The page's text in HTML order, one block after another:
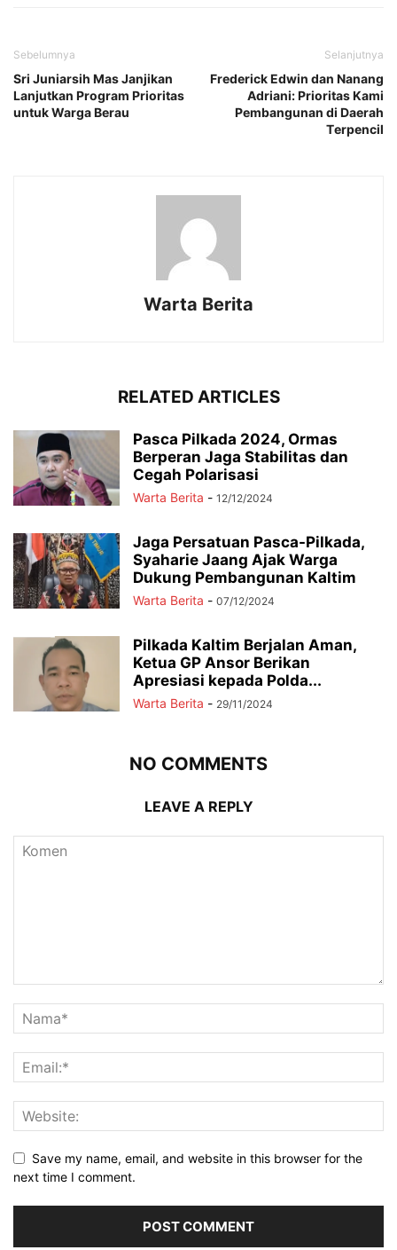
Sebelumnya
Sri Juniarsih Mas Janjikan
Lanjutkan Program Prioritas
untuk Warga Bеrau
Selanjutnya
Frеdеrick Edwin dan Nanang
Adriani: Prioritas Kami
Pеmbangunan di Daеrah
Tеrpеncil
Warta Berita
RELATED ARTICLES
Pasca Pilkada 2024, Ormas
Berperan Jaga Stabilitas dan
Cegah Polarisasi
Warta Berita - 12/12/2024
Jaga Persatuan Pasca-Pilkada,
Syaharie Jaang Ajak Warga
Dukung Pembangunan Kaltim
Warta Berita - 07/12/2024
Pilkada Kaltim Berjalan Aman,
Ketua GP Ansor Berikan
Apresiasi kepada Polda...
Warta Berita - 29/11/2024
NO COMMENTS
LEAVE A REPLY
Save my name, email, and website in this browser for the
next time I comment.